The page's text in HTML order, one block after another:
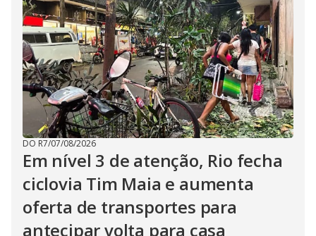
DO R7/07/08/2026
Em nível 3 de atenção, Rio fecha
ciclovia Tim Maia e aumenta
oferta de transportes para
antecipar volta para casa